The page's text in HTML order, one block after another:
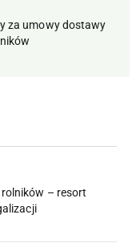
za umowy dostawy
rolników – resort